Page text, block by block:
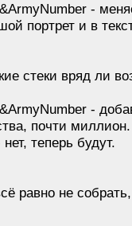
-
портрет и в
стеки вряд ли
-
почти
теперь будут.
равно не